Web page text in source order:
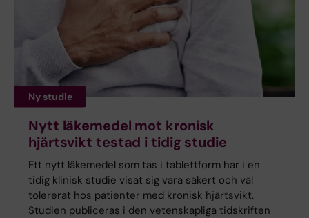
Ny studie
Nytt läkemedel mot kronisk
hjärtsvikt testad i tidig studie
Ett nytt läkemedel som tas i tablettform har i en
tidig klinisk studie visat sig vara säkert och väl
tolererat hos patienter med kronisk hjärtsvikt.
Studien publiceras i den vetenskapliga tidskriften